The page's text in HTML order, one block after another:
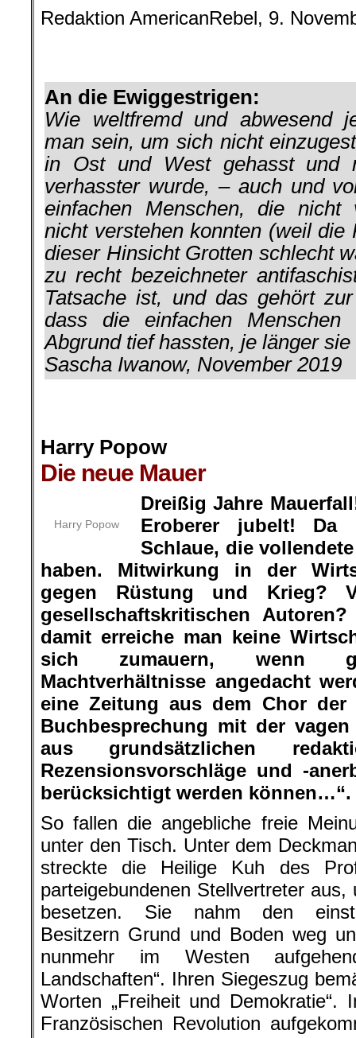
Redaktion AmericanRebel, 9.
An die Ewiggestrigen:
Wie weltfremd und abwesend
man sein, um sich nicht
in Ost und West gehasst und
verhasster wurde, – auch und
einfachen Menschen, die nicht
nicht verstehen konnten (weil die
dieser Hinsicht Grotten schlecht
zu recht bezeichneter
Tatsache ist, und das gehört
dass die einfachen Menschen
Abgrund tief hassten, je länger sie
Sascha Iwanow, November 2019
Harry Popow
Die neue Mauer.
Harry Popow
Dreißig Jahre
Eroberer jubelt! Da
Schlaue, die
haben. Mitwirkung in der
gegen Rüstung und Krieg?
gesellschaftskritischen
damit erreiche man keine
sich zumauern, wenn
Machtverhältnisse angedacht
eine Zeitung aus dem Chor der
Buchbesprechung mit der
aus grundsätzlichen
Rezensionsvorschläge und -
berücksichtigt werden können…“.
So fallen die angebliche freie
unter den Tisch. Unter dem
streckte die Heilige Kuh des
parteigebundenen Stellvertreter
besetzen. Sie nahm den
Besitzern Grund und Boden weg
nunmehr im Westen
Landschaften“. Ihren Siegeszug
Worten „Freiheit und
Französischen Revolution